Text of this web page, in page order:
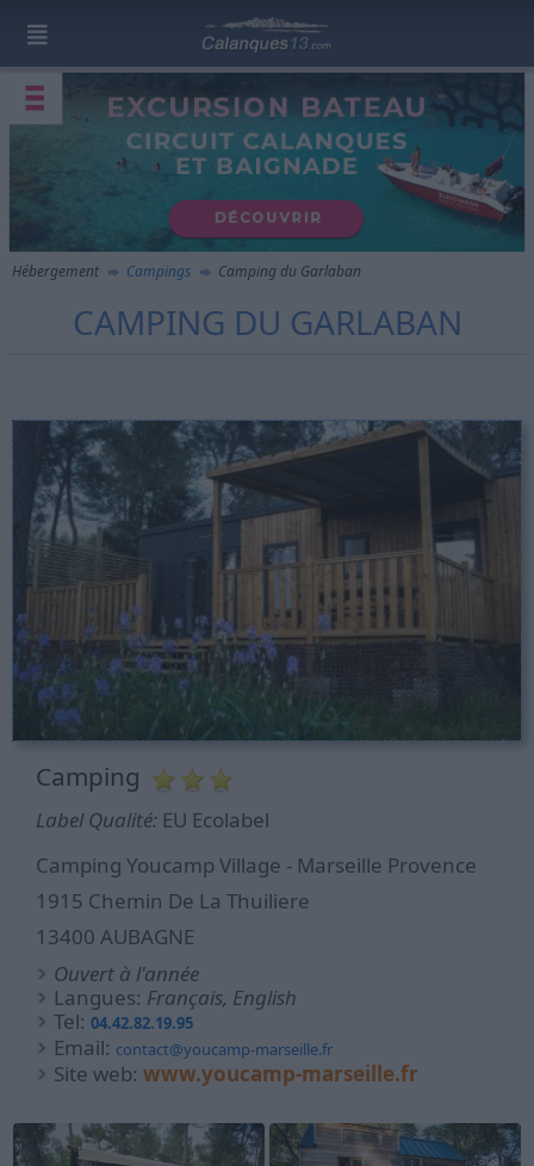
Hébergement Campings Camping du Garlaban
CAMPING DU GARLABAN
Camping
Label Qualité:EU Ecolabel
Camping Youcamp Village - Marseille Provence
1915 Chemin De La Thuiliere
13400 AUBAGNE
Ouvert à l'année
Langues: Français, English
Tel: 04.42.82.19.95
Email: contact@youcamp-marseille.fr
Site web: www.youcamp-marseille.fr